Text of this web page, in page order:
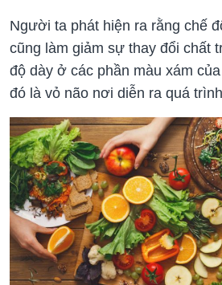
Người ta phát hiện ra rằng chế
cũng làm giảm sự thay đổi chất
độ dày ở các phần màu xám
đó là vỏ não nơi diễn ra quá